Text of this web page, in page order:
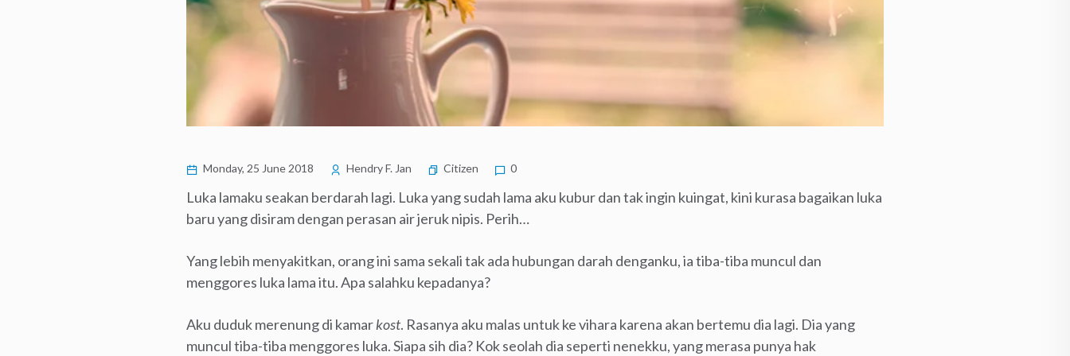
Monday, 25 June 2018 Hendry F. Jan Citizen 0
Luka lamaku seakan berdarah lagi. Luka yang sudah lama aku kubur dan tak ingin kuingat, kini kurasa bagaikan luka
baru yang disiram dengan perasan air jeruk nipis. Perih…
Yang lebih menyakitkan, orang ini sama sekali tak ada hubungan darah denganku, ia tiba-tiba muncul dan
menggores luka lama itu. Apa salahku kepadanya?
Aku duduk merenung di kamarkost. Rasanya aku malas untuk ke vihara karena akan bertemu dia lagi. Dia yang
muncul tiba-tiba menggores luka. Siapa sih dia? Kok seolah dia seperti nenekku, yang merasa punya hak